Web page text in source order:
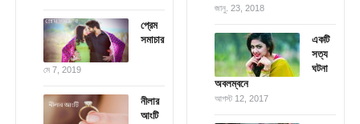
প্রেম
সমাচার
মে 7, 2019
নীলার
আংটি
জানু. 23, 2018
একটি
সত্য
ঘটনা
অবলম্বনে
আগস্ট 12, 2017